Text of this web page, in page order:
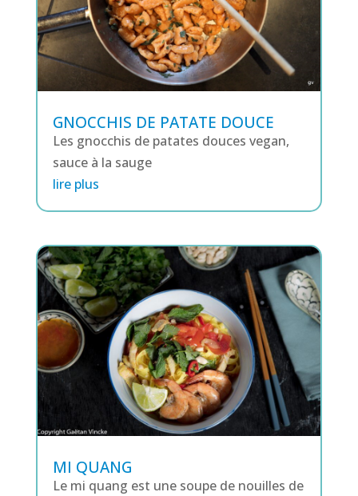
GNOCCHIS DE PATATE DOUCE
Les gnocchis de patates douces vegan,
sauce à la sauge
lire plus
MI QUANG
Le mi quang est une soupe de nouilles de